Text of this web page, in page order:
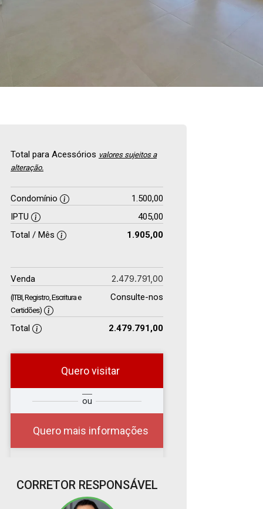
Total para Acessórios valores sujeitos a
alteração.
Condomínio
1.500,00
IPTU
405,00
Total / Mês
1.905,00
Venda 2.479.791,00
(ITBI, Registro, Escritura e
Certidões)
Consulte-nos
Total 2.479.791,00
Quero visitar
ou
Quero mais informações
Qual o melhor dia e
horário para você?
CORRETOR RESPONSÁVEL